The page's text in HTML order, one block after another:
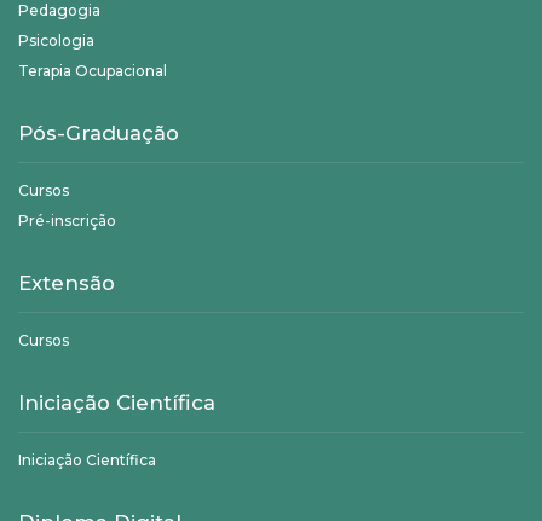
Pedagogia
Psicologia
Terapia Ocupacional
Pós-Graduação
Cursos
Pré-inscrição
Extensão
Cursos
Iniciação Científica
Iniciação Científica